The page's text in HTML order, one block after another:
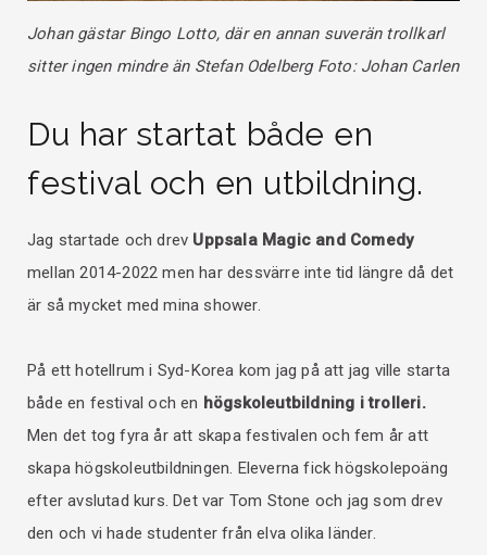
Johan gästar Bingo Lotto, där en annan suverän trollkarl
sitter ingen mindre än Stefan Odelberg Foto: Johan Carlen
Du har startat både en
festival och en utbildning.
Jag startade och drev Uppsala Magic and Comedy
mellan 2014-2022 men har dessvärre inte tid längre då det
är så mycket med mina shower.
På ett hotellrum i Syd-Korea kom jag på att jag ville starta
både en festival och en högskoleutbildning i trolleri.
Men det tog fyra år att skapa festivalen och fem år att
skapa högskoleutbildningen. Eleverna fick högskolepoäng
efter avslutad kurs. Det var Tom Stone och jag som drev
den och vi hade studenter från elva olika länder.